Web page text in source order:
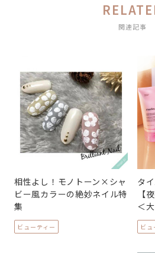
関連記事
相性よし！モノトーン×シャ
ビー風カラーの絶妙ネイル特
集
ビューティー
タ
【
＜
ビュ